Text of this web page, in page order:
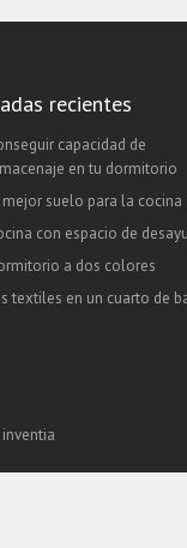
recientes
capacidad de
en tu dormitorio
mejor suelo para la cocina
con espacio de
a dos colores
textiles en un cuarto de
inventia